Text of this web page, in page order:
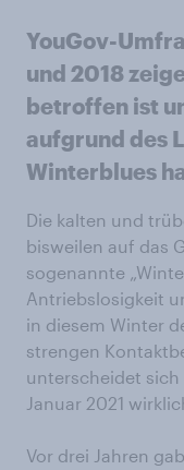
YouGov-
und 2018
betroffen ist
aufgrund des
Winterblues
Die kalten und
bisweilen auf das
sogenannte
Antriebslosigkeit
in diesem Winter
strengen
unterscheidet
Januar 2021
Vor drei Jahren